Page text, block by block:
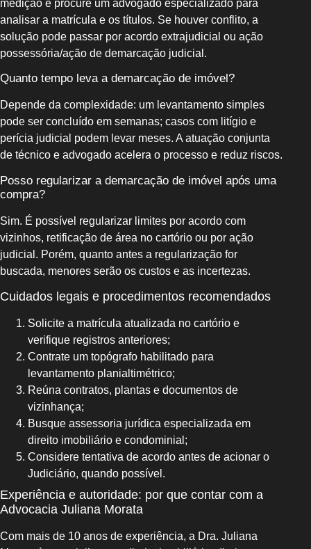
medição e procure um advogado especializado para
analisar a matrícula e os títulos. Se houver conflito, a
solução pode passar por acordo extrajudicial ou ação
possessória/ação de demarcação judicial.
Quanto tempo leva a demarcação de imóvel?
Depende da complexidade: um levantamento simples
pode ser concluído em semanas; casos com litígio e
perícia judicial podem levar meses. A atuação conjunta
de técnico e advogado acelera o processo e reduz riscos.
Posso regularizar a demarcação de imóvel após uma
compra?
Sim. É possível regularizar limites por acordo com
vizinhos, retificação de área no cartório ou por ação
judicial. Porém, quanto antes a regularização for
buscada, menores serão os custos e as incertezas.
Cuidados legais e procedimentos recomendados
Solicite a matrícula atualizada no cartório e
verifique registros anteriores;
Contrate um topógrafo habilitado para
levantamento planialtimétrico;
Reúna contratos, plantas e documentos de
vizinhança;
Busque assessoria jurídica especializada em
direito imobiliário e condominial;
Considere tentativa de acordo antes de acionar o
Judiciário, quando possível.
Experiência e autoridade: por que contar com a
Advocacia Juliana Morata
Com mais de 10 anos de experiência, a Dra. Juliana